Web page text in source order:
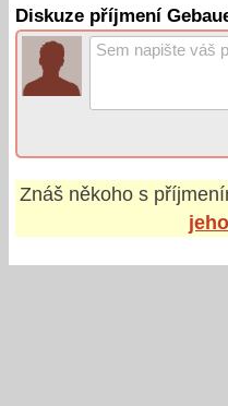
Diskuze příjmení
Znáš někoho s